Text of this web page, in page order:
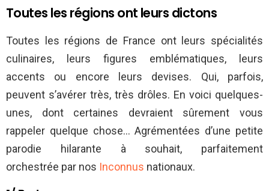
Toutes les régions ont leurs dictons
Toutes les régions de France ont leurs spécialités
culinaires, leurs figures emblématiques, leurs
accents ou encore leurs devises. Qui, parfois,
peuvent s’avérer très, très drôles. En voici quelques-
unes, dont certaines devraient sûrement vous
rappeler quelque chose… Agrémentées d’une petite
parodie hilarante à souhait, parfaitement
orchestrée par nos Inconnus nationaux.